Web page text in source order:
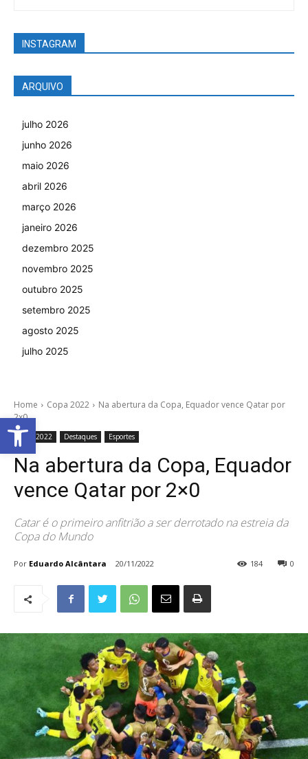
INSTAGRAM
ARQUIVO
julho 2026
junho 2026
maio 2026
abril 2026
março 2026
janeiro 2026
dezembro 2025
novembro 2025
outubro 2025
setembro 2025
agosto 2025
julho 2025